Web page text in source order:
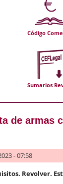
Código
Sumarios
de armas
- 07:58
Revolver.